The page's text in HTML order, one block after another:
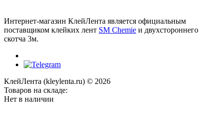
Интернет-магазин КлейЛента является официальным
поставщиком клейких лент SM Chemie и двухстороннего
скотча 3м.
КлейЛента (kleylenta.ru) © 2026
Товаров на складе:
Нет в наличии